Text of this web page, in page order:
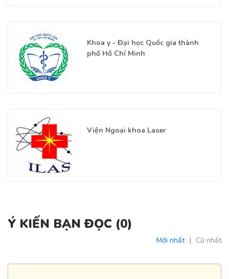
Khoa y - Đại học Quốc gia thành
phố Hồ Chí Minh
Viện Ngoại khoa Laser
Ý KIẾN BẠN ĐỌC (0)
Mới nhất | Cũ nhất